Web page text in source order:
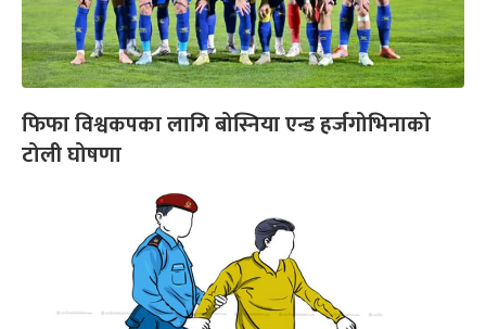
फिफा विश्वकपका लागि बोस्निया एन्ड हर्जगोभिनाको
टोली घोषणा